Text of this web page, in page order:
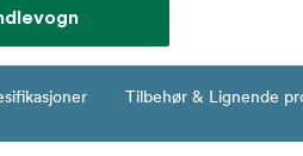
Tilbehør & Lignende